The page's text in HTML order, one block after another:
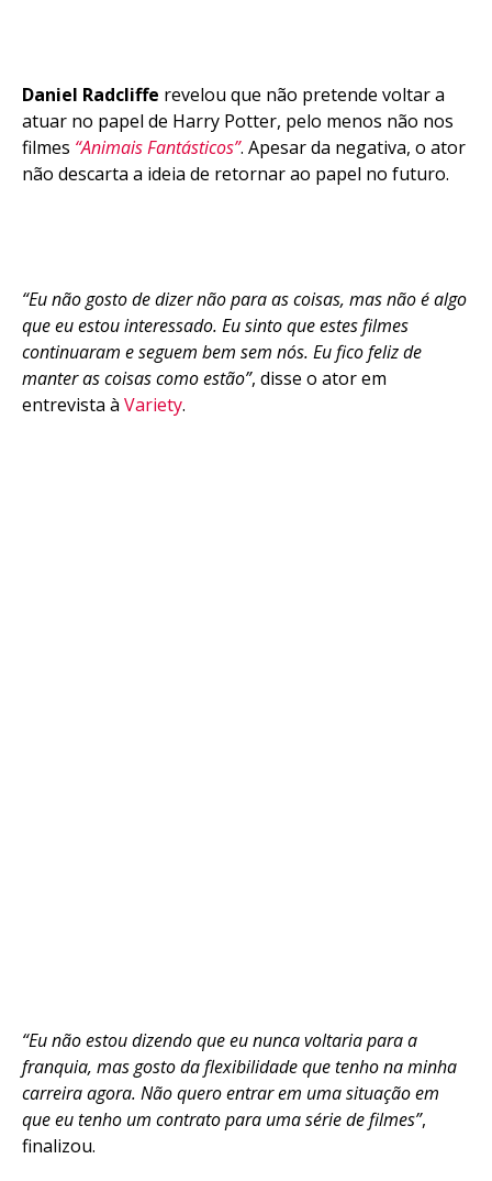
Daniel Radcliffe revelou que não pretende voltar a
atuar no papel de Harry Potter, pelo menos não nos
filmes “Animais Fantásticos”. Apesar da negativa, o ator
não descarta a ideia de retornar ao papel no futuro.
“Eu não gosto de dizer não para as coisas, mas não é algo
que eu estou interessado. Eu sinto que estes filmes
continuaram e seguem bem sem nós. Eu fico feliz de
manter as coisas como estão”, disse o ator em
entrevista à Variety.
“Eu não estou dizendo que eu nunca voltaria para a
franquia, mas gosto da flexibilidade que tenho na minha
carreira agora. Não quero entrar em uma situação em
que eu tenho um contrato para uma série de filmes”,
finalizou.